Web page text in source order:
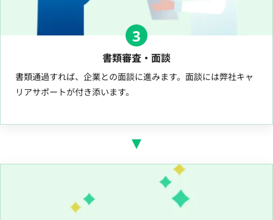
3
書類審査・面談
書類通過すれば、企業との面談に進みます。面談には弊社キャ
リアサポートが付き添います。